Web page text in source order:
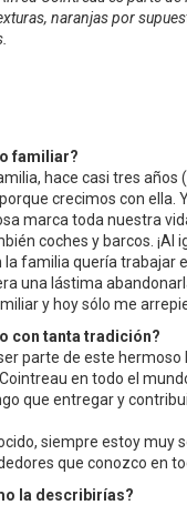
naranjas por
familiar?
hace casi tres
crecimos con ella.
marca toda nuestra
coches y barcos.
familia quería trabajar
una lástima
y hoy sólo me
con tanta tradición?
parte de este
en todo el
que entregar y
siempre estoy muy
que conozco en
la describirías?